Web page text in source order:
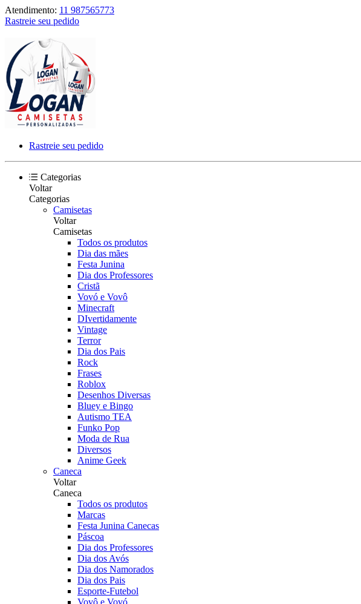
Atendimento: 11 987565773
Rastreie seu pedido
Rastreie seu pedido
Categorias
Voltar
Categorias
Camisetas
Voltar
Camisetas
Todos os produtos
Dia das mães
Festa Junina
Dia dos Professores
Cristã
Vovó e Vovô
Minecraft
DIvertidamente
Vintage
Terror
Dia dos Pais
Rock
Frases
Roblox
Desenhos Diversas
Bluey e Bingo
Autismo TEA
Funko Pop
Moda de Rua
Diversos
Anime Geek
Caneca
Voltar
Caneca
Todos os produtos
Marcas
Festa Junina Canecas
Páscoa
Dia dos Professores
Dia dos Avós
Dia dos Namorados
Dia dos Pais
Esporte-Futebol
Vovô e Vovó